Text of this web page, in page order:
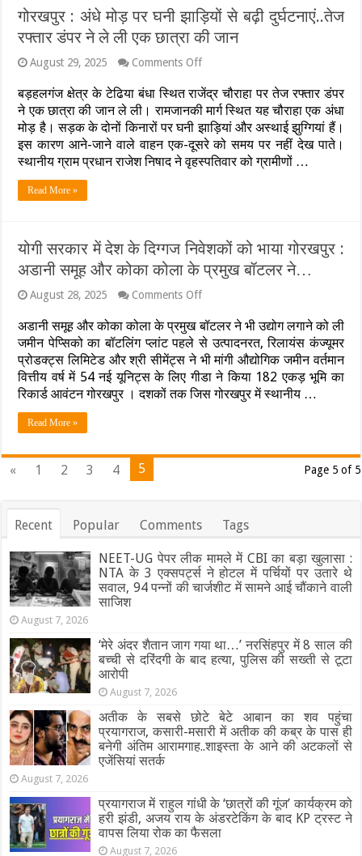
वाहनों
को
मारी
गोरखपुर : अंधे मोड़ पर घनी झाड़ियों से बढ़ी दुर्घटनाएं..तेज
रफ्तार डंपर ने ले ली एक छात्रा की जान
August 29, 2025 Comments Offon
:
अंधे
मोड़
पर
घनी
झाड़ियों
से
ने
ले
ली
एक
छात्रा
जान
बड़हलगंज क्षेत्र के टेढिया बंधा स्थित राजेंद्र चौराहा पर तेज रफ्तार डंपर
ने एक छात्रा की जान ले ली। रामजानकी मार्ग स्थित यह चौराहा एक अंधा
मोड़ है। सड़क के दोनों किनारों पर घनी झाड़ियां और अस्थाई झुग्गियां हैं।
इस कारण आने-जाने वाले वाहन एक-दूसरे को समय पर नहीं देख पाते।
स्थानीय ग्राम प्रधान राजेश निषाद ने वृहस्पतिवार को ग्रामीणों …
Read More »
योगी सरकार में देश के दिग्गज निवेशकों को भाया गोरखपुर :
अडानी समूह और कोका कोला के प्रमुख बॉटलर ने…
August 28, 2025 Comments Offon
सरकार
में
देश
के
दिग्गज
निवेशकों
अडानी
के
बॉटलर
ने…
अडानी समूह और कोका कोला के प्रमुख बॉटलर ने भी उद्योग लगाने को ली
जमीन पेप्सिको का बॉटलिंग प्लांट पहले से उत्पादनरत, रिलायंस कंज्यूमर
प्रोडक्ट्स लिमिटेड और श्री सीमेंट्स ने भी मांगी औद्योगिक जमीन वर्तमान
वित्तीय वर्ष में 54 नई यूनिट्स के लिए गीडा ने किया 182 एकड़ भूमि का
रिकार्ड आवंटन गोरखपुर । दशकों तक जिस गोरखपुर में स्थानीय …
Read More »
Page 5 of 5
« 1 2 3 4 5
Recent Popular Comments Tags
NEET-UG पेपर लीक मामले में CBI का बड़ा खुलासा :
NTA के 3 एक्सपर्ट्स ने होटल में पर्चियों पर उतारे थे
सवाल, 94 पन्नों की चार्जशीट में सामने आई चौंकाने वाली
साजिश
August 7, 2026
‘मेरे अंदर शैतान जाग गया था…’ नरसिंहपुर में 8 साल की
बच्ची से दरिंदगी के बाद हत्या, पुलिस की सख्ती से टूटा
आरोपी
August 7, 2026
अतीक के सबसे छोटे बेटे आबान का शव पहुंचा
प्रयागराज, कसारी-मसारी में अतीक की कब्र के पास ही
बनेगी अंतिम आरामगाह..शाइस्ता के आने की अटकलों से
एजेंसियां सतर्क
August 7, 2026
प्रयागराज में राहुल गांधी के ‘छात्रों की गूंज’ कार्यक्रम को
हरी झंडी, अजय राय के अंडरटेकिंग के बाद KP ट्रस्ट ने
वापस लिया रोक का फैसला
August 7, 2026